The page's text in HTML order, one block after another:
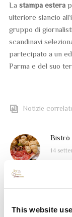
This website
La stampa estera
ulteriore slancio
gruppo di
scandinavi
partecipato a un
Parma e del suo
Notizie
Bistrò
14